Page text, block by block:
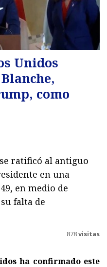
Unidos
como
ratificó al antiguo
en una
en medio de
falta de
878visitas
ha confirmado este